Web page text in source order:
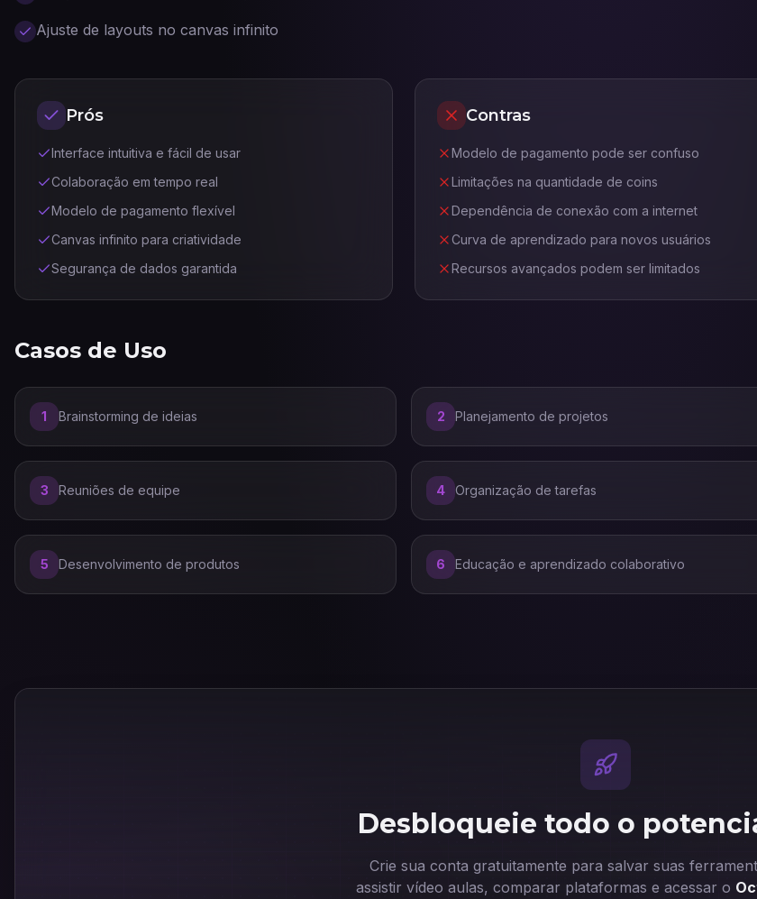
Ajuste de layouts no canvas infinito
Prós
Interface intuitiva e fácil de usar
Colaboração em tempo real
Modelo de pagamento flexível
Canvas infinito para criatividade
Segurança de dados garantida
Contras
Modelo de pagamento pode ser confuso
Limitações na quantidade de coins
Dependência de conexão com a internet
Curva de aprendizado para novos usuários
Recursos avançados podem ser limitados
Casos de Uso
1 Brainstorming de ideias 2 Planejamento de projetos
3 Reuniões de equipe 4 Organização de tarefas
5 Desenvolvimento de produtos 6 Educação e aprendizado colaborativo
Desbloqueie todo o
Crie sua conta gratuitamente para salvar suas
assistir vídeo aulas, comparar plataformas e acessar o